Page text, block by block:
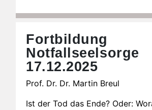
Fortbildung
Notfallseelsorge
17.12.2025
Prof. Dr. Dr. Martin Breul
Ist der Tod das Ende? Oder: